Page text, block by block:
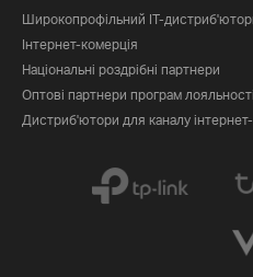
Широкопрофільний IT-
Інтернет-комерція
Національні роздрібні партнери
Оптові партнери програм лояльності
Дистриб'ютори для каналу